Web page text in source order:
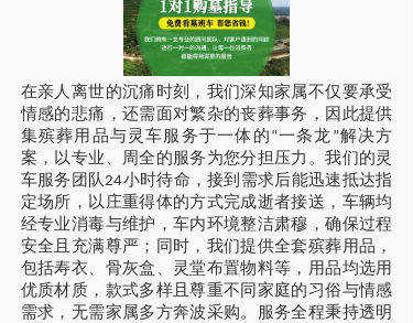
在亲人离世的沉痛时刻，我们深知家属不仅要承受
情感的悲痛，还需面对繁杂的丧葬事务，因此提供
集殡葬用品与灵车服务于一体的 “一条龙 ”解决方
案，以专业、周全的服务为您分担压力。我们的灵
车服务团队24小时待命，接到需求后能迅速抵达指
定场所，以庄重得体的方式完成逝者接送，车辆均
经专业消毒与维护，车内环境整洁肃穆，确保过程
安全且充满尊严；同时，我们提供全套殡葬用品，
包括寿衣、骨灰盒、灵堂布置物料等，用品均选用
优质材质，款式多样且尊重不同家庭的习俗与情感
需求，无需家属多方奔波采购。服务全程秉持透明